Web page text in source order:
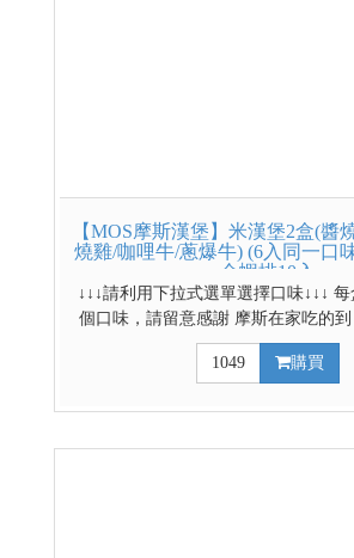
【MOS摩斯漢堡】米漢堡2盒(醬
燒雞/咖哩牛/蔥爆牛) (6入同一口
金蝦排10入
↓↓↓請利用下拉式選單選擇口味↓↓↓
個口味，請留意感謝 摩斯在家吃的
鐘滿足味與胃 嚴選台南11號米製作而
關，美味又安心 韓式豬 正宗韓式辣
配美味的美國牛肉 咖哩牛 多種辛香料
1049 購買